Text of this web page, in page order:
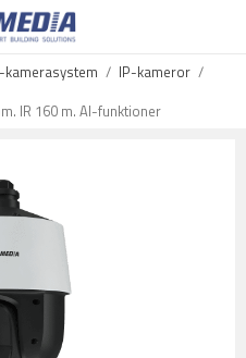
kamerasystem / IP-kameror /
IR 160 m. AI-funktioner